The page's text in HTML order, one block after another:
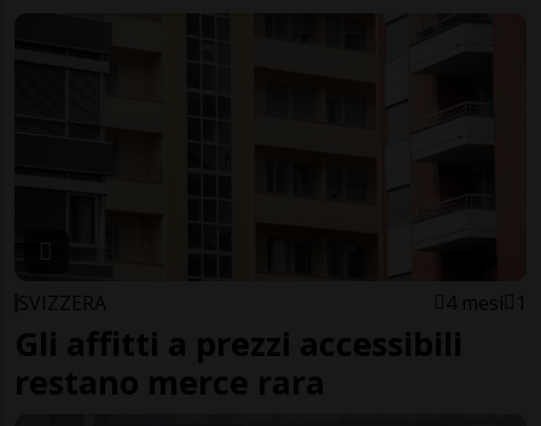
SVIZZERA 4 mesi 1
Gli affitti a prezzi accessibili
restano merce rara